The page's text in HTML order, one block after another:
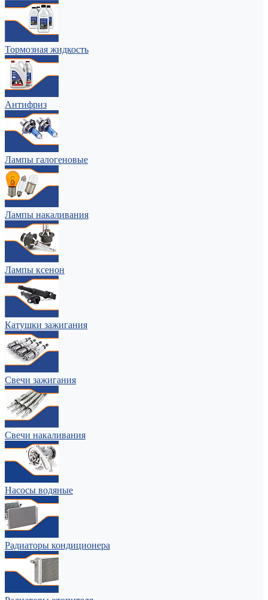
Тормозная жидкость
Антифриз
Лампы галогеновые
Лампы накаливания
Лампы ксенон
Катушки зажигания
Свечи зажигания
Свечи накаливания
Насосы водяные
Радиаторы кондиционера